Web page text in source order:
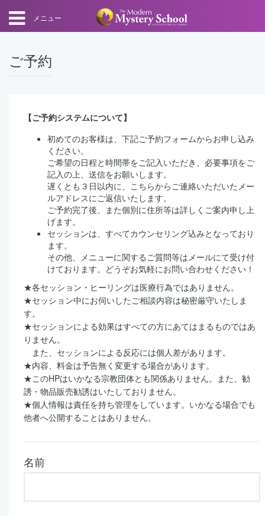
メニュー
ご予約
【ご予約システムについて】
初めてのお客様は、下記ご予約フォームからお申し込み
ください。
ご希望の日程と時間帯をご記入いただき、必要事項をご
記入の上、送信をお願いします。
遅くとも３日以内に、こちらからご連絡いただいたメー
ルアドレスにご返信いたします。
ご予約完了後、また個別に住所等は詳しくご案内申し上
げます。
セッションは、すべてカウンセリング込みとなっており
ます。
その他、メニューに関するご質問等はメールにて受け付
けております。どうぞお気軽にお問い合わせください！
★各セッション・ヒーリングは医療行為ではありません。
★セッション中にお伺いしたご相談内容は秘密厳守いたしま
す。
★セッションによる効果はすべての方にあてはまるものではあ
りません。
また、セッションによる反応には個人差があります。
★内容、料金は予告無く変更する場合があります。
★このHPはいかなる宗教団体とも関係ありません。また、勧
誘・物品販売勧誘はいたしておりません。
★個人情報は責任を持ち管理をしています。いかなる場合でも
他者へ公開することはありません。
名前